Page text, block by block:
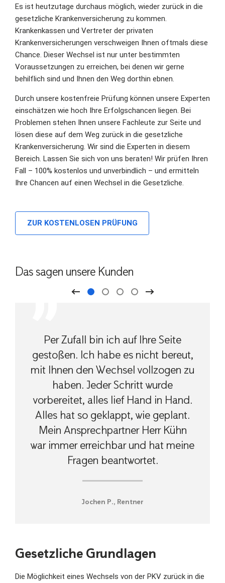
Es ist heutzutage durchaus möglich, wieder zurück in die
gesetzliche Krankenversicherung zu kommen.
Krankenkassen und Vertreter der privaten
Krankenversicherungen verschweigen Ihnen oftmals diese
Chance. Dieser Wechsel ist nur unter bestimmten
Voraussetzungen zu erreichen, bei denen wir gerne
behilflich sind und Ihnen den Weg dorthin ebnen.
Durch unsere kostenfreie Prüfung können unsere Experten
einschätzen wie hoch Ihre Erfolgschancen liegen. Bei
Problemen stehen Ihnen unsere Fachleute zur Seite und
lösen diese auf dem Weg zurück in die gesetzliche
Krankenversicherung. Wir sind die Experten in diesem
Bereich. Lassen Sie sich von uns beraten! Wir prüfen Ihren
Fall – 100% kostenlos und unverbindlich – und ermitteln
Ihre Chancen auf einen Wechsel in die Gesetzliche.
ZUR KOSTENLOSEN PRÜFUNG
Das sagen unsere Kunden
Per Zufall bin ich auf Ihre Seite
gestoßen. Ich habe es nicht bereut,
mit Ihnen den Wechsel vollzogen zu
haben. Jeder Schritt wurde
vorbereitet, alles lief Hand in Hand.
Alles hat so geklappt, wie geplant.
Mein Ansprechpartner Herr Kühn
war immer erreichbar und hat meine
Fragen beantwortet.
Jochen P., Rentner
Gesetzliche Grundlagen
Die Möglichkeit eines Wechsels von der PKV zurück in die